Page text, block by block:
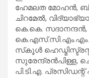
ഹേമലത മോഹന്‍,
ചിറമേല്‍,
കെ.കെ. സദാനന്ദന്‍,
സ്‌കൂള്‍
സുരേന്ദ്രന്‍പിള്ള,
പി.ടി.എ.